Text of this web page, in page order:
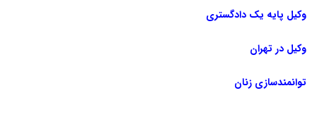
وکیل پایه یک دادگستری
وکیل در تهران
توانمندسازی زنان